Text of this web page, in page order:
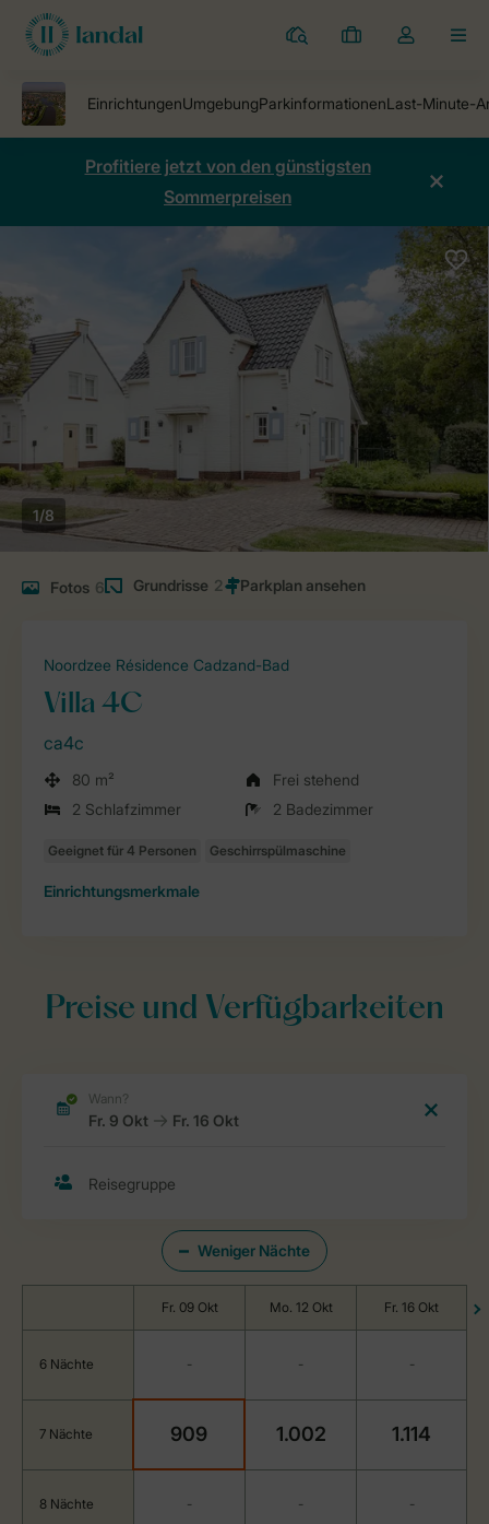
Ferienparks
Meine
Dropdown-
öffnen
Profitiere jetzt von den günstigsten
Sommerpreisen
1/8
Fotos 6 Grundrisse 2
Noordzee Résidence Cadzand-Bad
Villa 4C
ca4c
80 m²
Frei stehend
2 Schlafzimmer
2 Badezimmer
Einrichtungsmerkmale
Preise und Verfügbarkeiten
Weniger Nächte
Fr. 09 Okt Mo. 12 Okt Fr. 16 Okt
6 Nächte - - -
7 Nächte 909 1.002 1.114
8 Nächte - - -